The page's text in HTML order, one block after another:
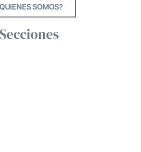
SOMOS?
Secciones